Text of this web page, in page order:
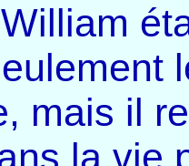
mais il
la vie